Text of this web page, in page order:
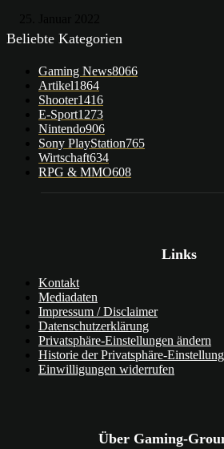
Beliebte Kategorien
Gaming News8066
Artikel1864
Shooter1416
E-Sport1273
Nintendo906
Sony PlayStation765
Wirtschaft634
RPG & MMO608
Links
Kontakt
Mediadaten
Impressum / Disclaimer
Datenschutzerklärung
Privatsphäre-Einstellungen ändern
Historie der Privatsphäre-
Einwilligungen widerrufen
Über Gaming-